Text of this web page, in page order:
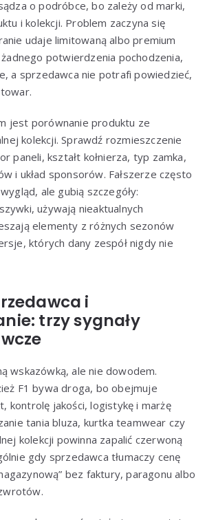
o podróbce, bo zależy od marki,
i kolekcji. Problem zaczyna się
udaje limitowaną albo premium
potwierdzenia pochodzenia,
a sprzedawca nie potrafi powiedzieć,
jest porównanie produktu ze
kolekcji. Sprawdź rozmieszczenie
paneli, kształt kołnierza, typ zamka,
i układ sponsorów. Fałszerze często
ale gubią szczegóły:
używają nieaktualnych
elementy z różnych sezonów
których dany zespół nigdy nie
i
trzy sygnały
wskazówką, ale nie dowodem.
F1 bywa droga, bo obejmuje
kontrolę jakości, logistykę i marżę
tania bluza, kurtka teamwear czy
kolekcji powinna zapalić czerwoną
gdy sprzedawca tłumaczy cenę
bez faktury, paragonu albo